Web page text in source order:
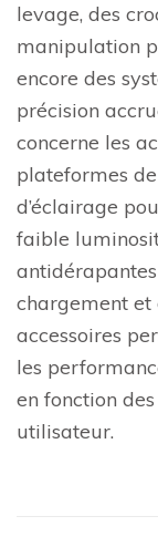
levage, des
manipulation
encore des
précision
concerne les
plateformes
d’éclairage
faible
chargement et
accessoires
les
en fonction
utilisateur.